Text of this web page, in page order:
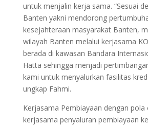
untuk menjalin kerja sama. “Sesuai
Banten yakni mendorong
kesejahteraan masyarakat Banten,
wilayah Banten melalui kerjasama
berada di kawasan Bandara
Hatta sehingga menjadi
kami untuk menyalurkan fasilitas
ungkap Fahmi.
Kerjasama Pembiayaan dengan pola
kerjasama penyaluran pembiayaan